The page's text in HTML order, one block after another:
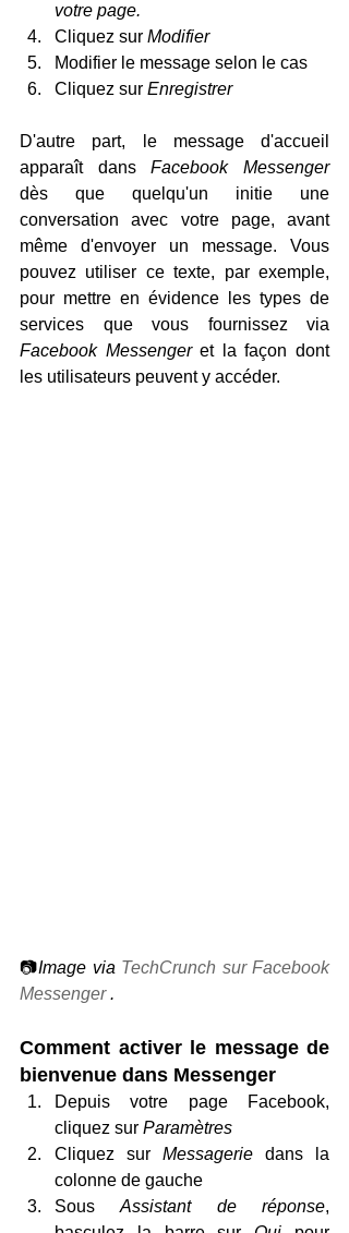
votre page.
Cliquez sur Modifier
Modifier le message selon le cas
Cliquez sur Enregistrer
D'autre part, le message d'accueil
apparaît dans Facebook Messenger
dès que quelqu'un initie une
conversation avec votre page, avant
même d'envoyer un message. Vous
pouvez utiliser ce texte, par exemple,
pour mettre en évidence les types de
Facebook Messenger et la façon dont
les utilisateurs peuvent y accéder.
📷Image via TechCrunch sur Facebook
Messenger .
Comment activer le message de
bienvenue dans Messenger
Depuis votre page Facebook,
cliquez sur Paramètres
Cliquez sur Messagerie dans la
colonne de gauche
Sous Assistant de réponse,